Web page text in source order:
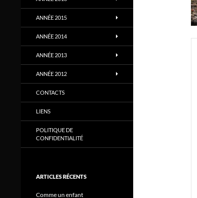
ANNÉE 2015
ANNÉE 2014
ANNÉE 2013
ANNÉE 2012
CONTACTS
LIENS
POLITIQUE DE
CONFIDENTIALITÉ
ARTICLES RÉCENTS
Comme un enfant